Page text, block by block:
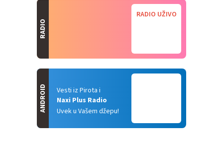
RADIO
RADIO UŽIVO
Vesti iz Pirota i
Naxi Plus Radio
Uvek u Vašem džepu!
ANDROID